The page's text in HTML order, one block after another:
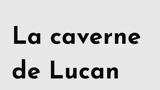
contenu
principalLa caverne
de Lucan